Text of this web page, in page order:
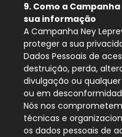
9. Como a
sua informação
A Campanha Ney
proteger a sua
Dados Pessoais de
destruição, perda,
divulgação ou
ou em
Nós nos
técnicas e
os dados pessoais de